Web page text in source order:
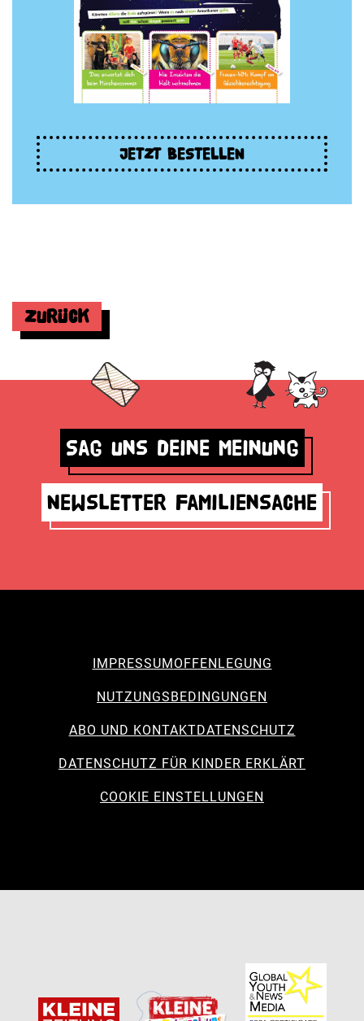
JETZT BESTELLEN
Zurück
Sag uns deine Meinung
Newsletter Familiensache
IMPRESSUMOFFENLEGUNG
NUTZUNGSBEDINGUNGEN
ABO UND KONTAKTDATENSCHUTZ
DATENSCHUTZ FÜR KINDER ERKLÄRT
COOKIE EINSTELLUNGEN